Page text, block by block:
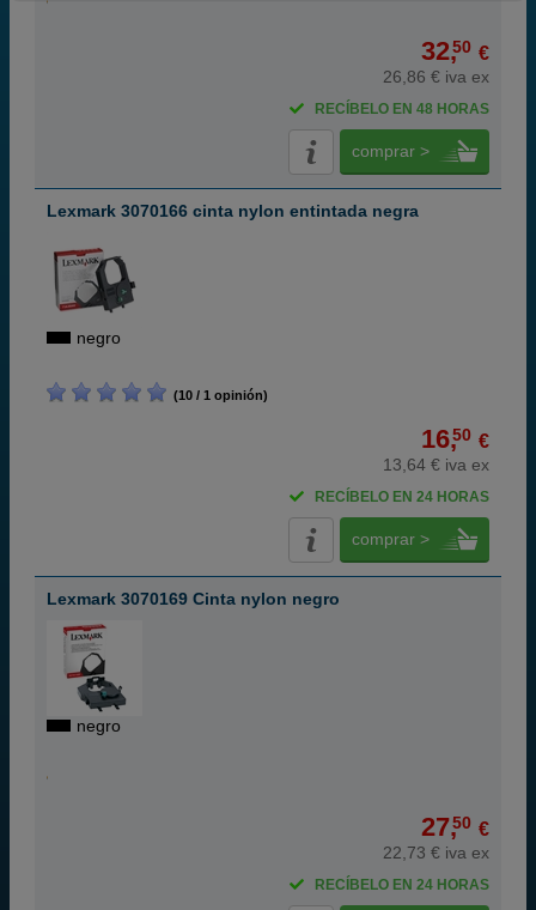
32,50 €
26,86 € iva ex
RECÍBELO EN 48 HORAS
comprar >
Lexmark 3070166 cinta nylon entintada negra
negro
(10 / 1 opinión)
16,50 €
13,64 € iva ex
RECÍBELO EN 24 HORAS
comprar >
Lexmark 3070169 Cinta nylon negro
negro
27,50 €
22,73 € iva ex
RECÍBELO EN 24 HORAS